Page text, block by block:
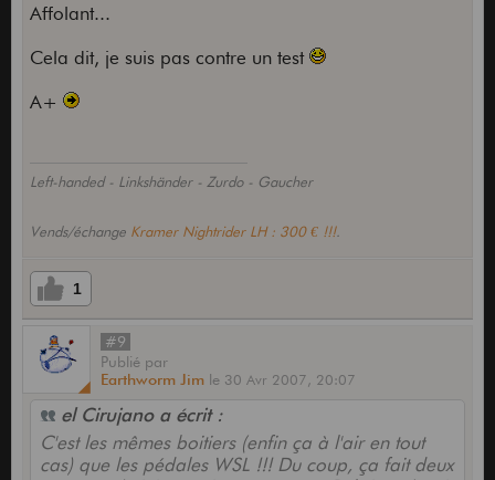
Affolant...
Cela dit, je suis pas contre un test
A+
Left-handed - Linkshänder - Zurdo - Gaucher
Vends/échange Kramer Nightrider LH : 300 € !!!.
1
#9
Publié par
Earthworm Jim le 30 Avr 2007, 20:07
el Cirujano a écrit :
C'est les mêmes boitiers (enfin ça à l'air en tout
cas) que les pédales WSL !!! Du coup, ça fait deux